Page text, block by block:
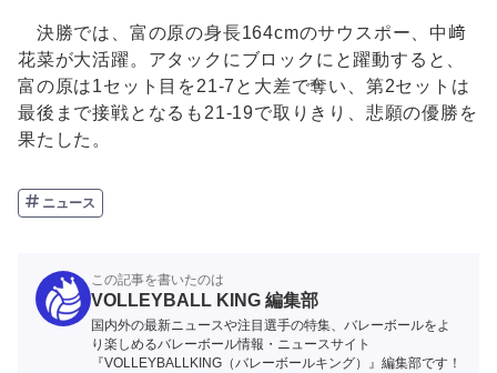
決勝では、富の原の身長164cmのサウスポー、中﨑
花菜が大活躍。アタックにブロックにと躍動すると、
富の原は1セット目を21-7と大差で奪い、第2セットは
最後まで接戦となるも21-19で取りきり、悲願の優勝を
果たした。
ニュース
この記事を書いたのは
VOLLEYBALL KING 編集部
国内外の最新ニュースや注目選手の特集、バレーボールをよ
り楽しめるバレーボール情報・ニュースサイト
『VOLLEYBALLKING（バレーボールキング）』編集部です！